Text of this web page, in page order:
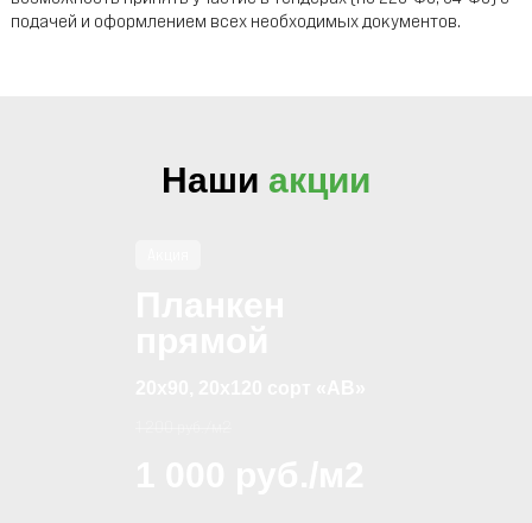
подачей и оформлением всех необходимых документов.
Наши акции